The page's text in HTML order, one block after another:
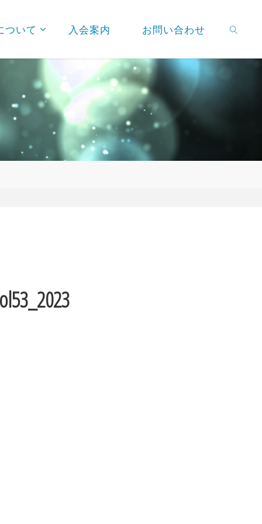
ついて 入会案内 お問い合わせ